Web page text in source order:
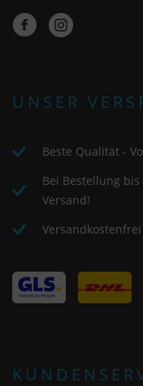
UNSER
Beste Qualität -
Bei Bestellung
Versand!